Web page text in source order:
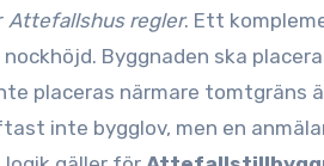
Attefallshus regler. Ett
Byggnaden ska
placeras närmare tomtgräns
inte bygglov, men en